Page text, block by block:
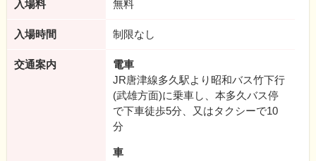
入場料 無料
入場時間 制限なし
交通案内
電車
JR唐津線多久駅より昭和バス竹下行
(武雄方面)に乗車し、本多久バス停
で下車徒歩5分、又はタクシーで10
分
車